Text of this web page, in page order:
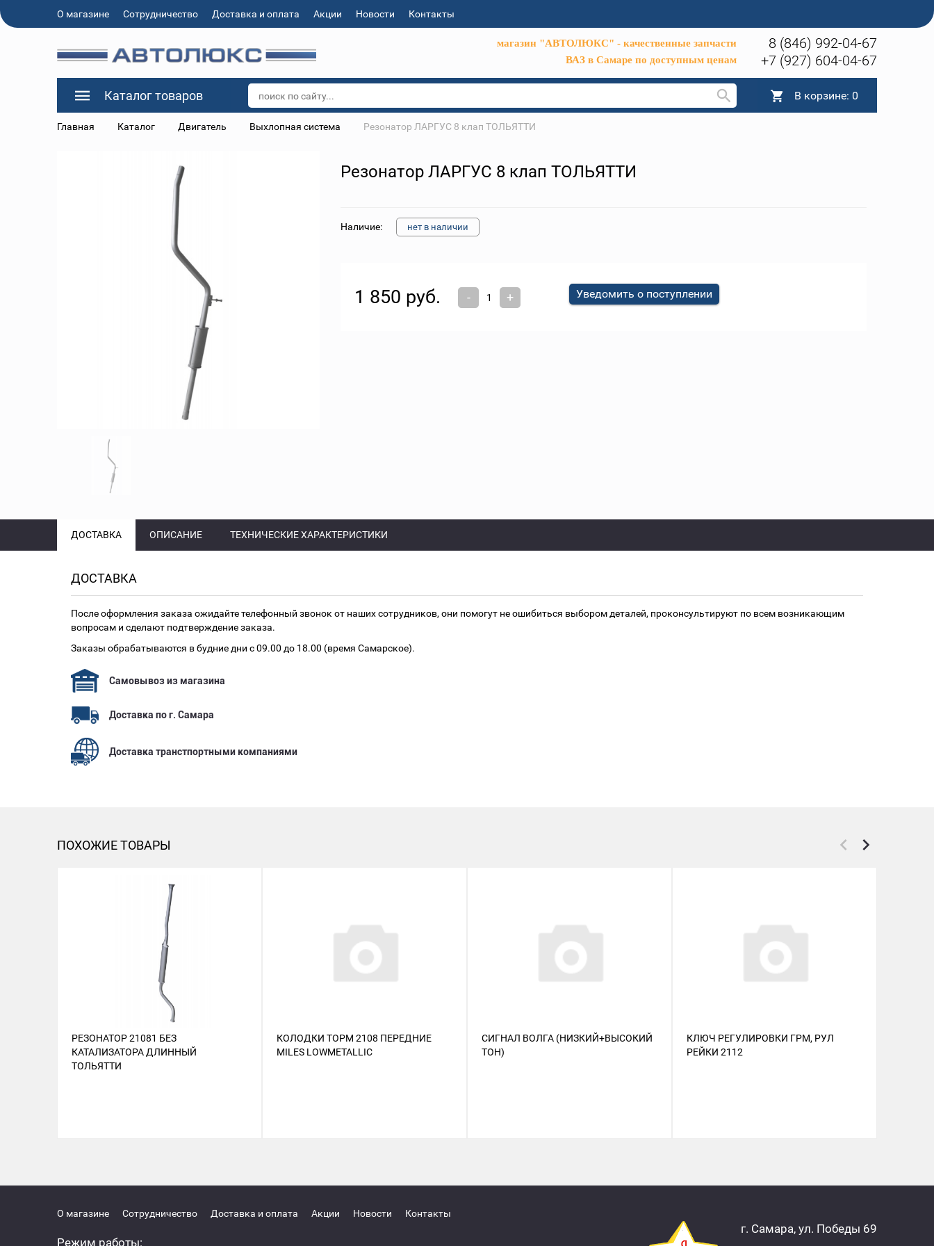
О магазине Сотрудничество Доставка и оплата Акции Новости Контакты
магазин "АВТОЛЮКС" - качественные запчасти
ВАЗ в Самаре по доступным ценам
8 (846) 992-04-67
+7 (927) 604-04-67
Каталог товаров В корзине: 0
Главная Каталог Двигатель Выхлопная система Резонатор ЛАРГУС 8 клап ТОЛЬЯТТИ
Резонатор ЛАРГУС 8 клап ТОЛЬЯТТИ
Наличие: нет в наличии
1 850 руб. - + Уведомить о поступлении
ДОСТАВКА ОПИСАНИЕ ТЕХНИЧЕСКИЕ ХАРАКТЕРИСТИКИ
ДОСТАВКА
После оформления заказа ожидайте телефонный звонок от наших сотрудников, они помогут не ошибиться выбором деталей, проконсультируют по всем возникающим
вопросам и сделают подтверждение заказа.
Заказы обрабатываются в будние дни с 09.00 до 18.00 (время Самарское).
Самовывоз из магазина
Доставка по г. Самара
Доставка транстпортными компаниями
ПОХОЖИЕ ТОВАРЫ
РЕЗОНАТОР 21081 БЕЗ
КАТАЛИЗАТОРА ДЛИННЫЙ
ТОЛЬЯТТИ
КОЛОДКИ ТОРМ 2108 ПЕРЕДНИЕ
MILES LOWMETALLIC
СИГНАЛ ВОЛГА (НИЗКИЙ+ВЫСОКИЙ
ТОН)
КЛЮЧ РЕГУЛИРОВКИ ГРМ, РУЛ
РЕЙКИ 2112
О магазине Сотрудничество Доставка и оплата Акции Новости Контакты
Режим работы:
г. Самара, ул. Победы 69